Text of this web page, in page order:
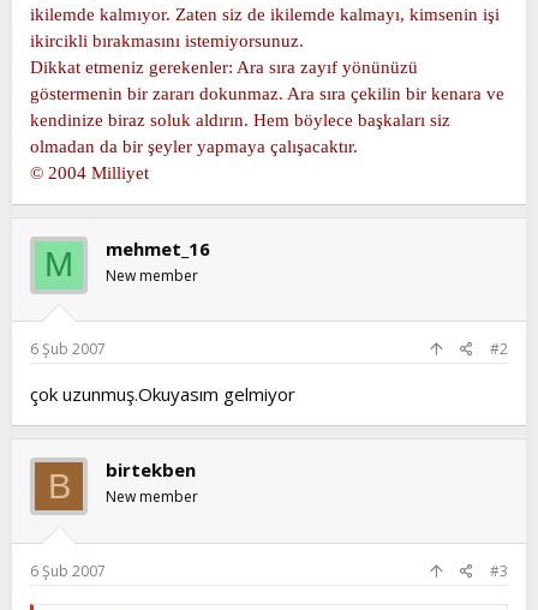
ikilemde kalmıyor. Zaten siz de ikilemde kalmayı, kimsenin işi
ikircikli bırakmasını istemiyorsunuz.
Dikkat etmeniz gerekenler: Ara sıra zayıf yönünüzü
göstermenin bir zararı dokunmaz. Ara sıra çekilin bir kenara ve
kendinize biraz soluk aldırın. Hem böylece başkaları siz
olmadan da bir şeyler yapmaya çalışacaktır.
© 2004 Milliyet
M mehmet_16
New member
6 Şub 2007 #2
çok uzunmuş.Okuyasım gelmiyor
B birtekben
New member
6 Şub 2007 #3